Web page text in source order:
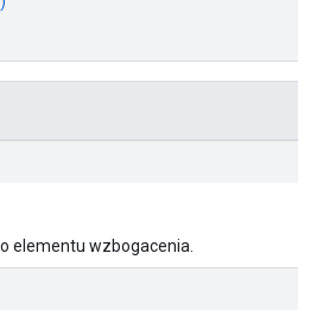
elementu wzbogacenia.